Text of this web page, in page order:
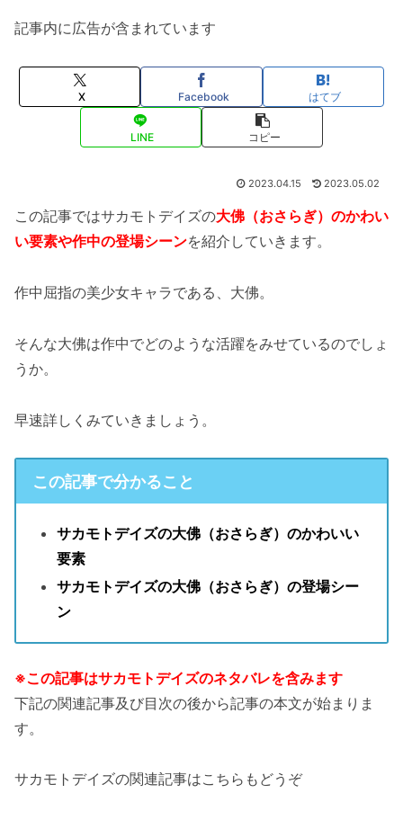
記事内に広告が含まれています
X Facebook はてブ
LINE コピー
2023.04.15 2023.05.02
この記事ではサカモトデイズの大佛（おさらぎ）のかわい
い要素や作中の登場シーンを紹介していきます。
作中屈指の美少女キャラである、大佛。
そんな大佛は作中でどのような活躍をみせているのでしょ
うか。
早速詳しくみていきましょう。
この記事で分かること
サカモトデイズの大佛（おさらぎ）のかわいい
要素
サカモトデイズの大佛（おさらぎ）の登場シー
ン
※この記事はサカモトデイズのネタバレを含みます
下記の関連記事及び目次の後から記事の本文が始まりま
す。
サカモトデイズの関連記事はこちらもどうぞ